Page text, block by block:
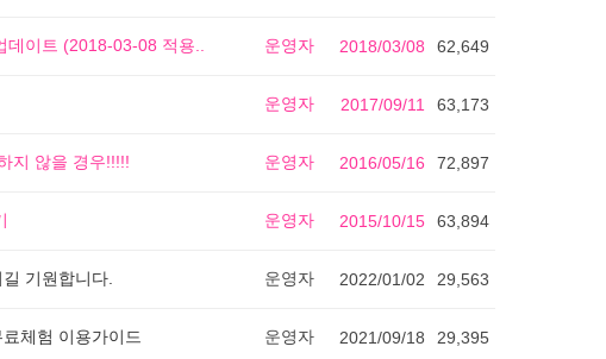
이트 (2018-03-08 적용.. 운영자 2018/03/08 62,649
운영자 2017/09/11 63,173
지 않을 경우!!!!! 운영자 2016/05/16 72,897
운영자 2015/10/15 63,894
기원합니다. 운영자 2022/01/02 29,563
체험 이용가이드 운영자 2021/09/18 29,395